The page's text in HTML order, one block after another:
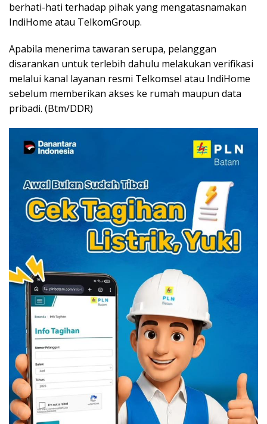
berhati-hati terhadap pihak yang mengatasnamakan
IndiHome atau TelkomGroup.
Apabila menerima tawaran serupa, pelanggan
disarankan untuk terlebih dahulu melakukan verifikasi
melalui kanal layanan resmi Telkomsel atau IndiHome
sebelum memberikan akses ke rumah maupun data
pribadi. (Btm/DDR)